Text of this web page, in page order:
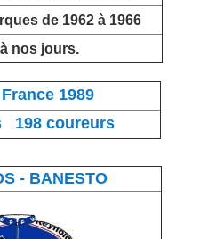
de 1962 à 1966
nos jours.
1989
198 coureurs
- BANESTO